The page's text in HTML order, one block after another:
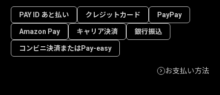
PAY ID あと払い クレジットカード PayPay
Amazon Pay キャリア決済 銀行振込
コンビニ決済またはPay-easy
お支払い方法